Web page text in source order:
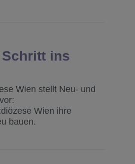
ins
Wien stellt Neu- und
Wien ihre
bauen.